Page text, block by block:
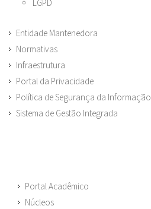
LGPD
Entidade Mantenedora
Normativas
Infraestrutura
Portal da Privacidade
Política de Segurança da Informação
Sistema de Gestão Integrada
Portal Acadêmico
Núcleos